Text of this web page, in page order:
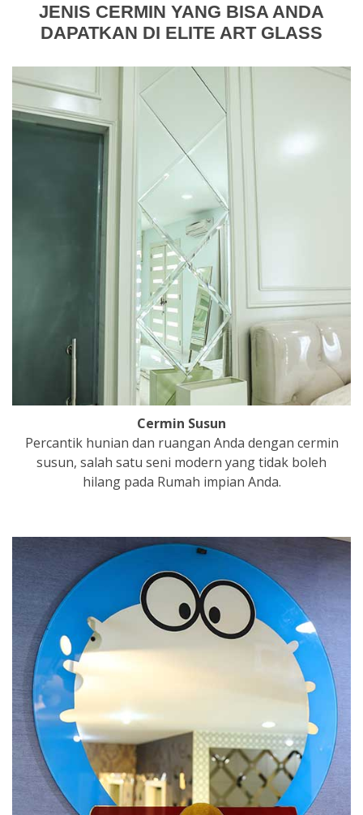
JENIS CERMIN YANG BISA ANDA
DAPATKAN DI ELITE ART GLASS
Cermin Susun
Percantik hunian dan ruangan Anda dengan cermin
susun, salah satu seni modern yang tidak boleh
hilang pada Rumah impian Anda.